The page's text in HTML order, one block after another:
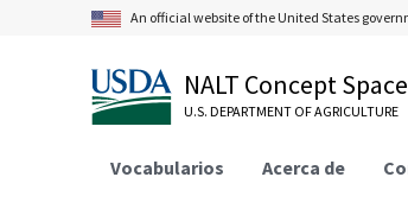
An official website of the United States
NALT Concept Space
U.S. DEPARTMENT OF AGRICULTURE
Vocabularios Acerca de
biología de los insectos
biología molecular
bioquímica
bioacumulación
bioluminiscencia